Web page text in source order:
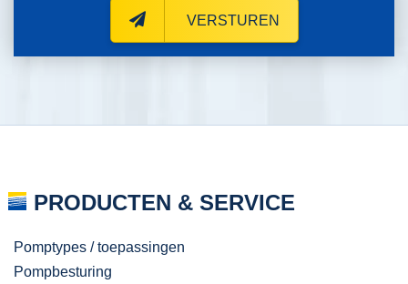
VERSTUREN
PRODUCTEN & SERVICE
Pomptypes / toepassingen
Pompbesturing